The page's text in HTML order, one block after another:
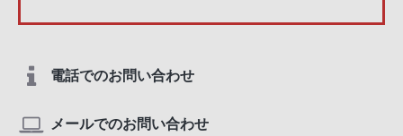
電話でのお問い合わせ
メールでのお問い合わせ